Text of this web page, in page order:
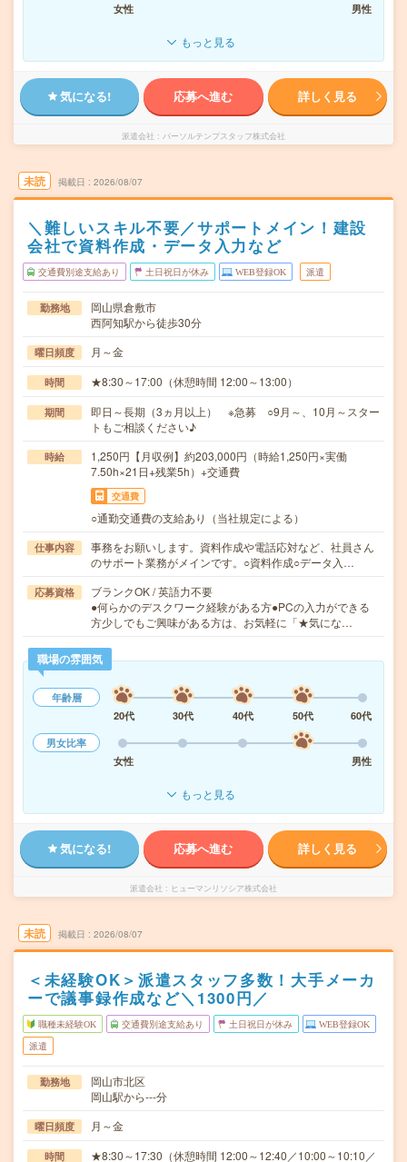
女性
男性
もっと見る
気になる! 応募へ進む 詳しく見る
派遣会社 パーソルテンプスタッフ株式会社
未読 掲載日 2026/08/07
＼難しいスキル不要／サポートメイン！建設
会社で資料作成・データ入力など
交通費別途支給あり 土日祝日が休み WEB登録OK 派遣
勤務地
岡山県倉敷市
西阿知駅から徒歩30分
曜日頻度 月～金
時間 ★8:30～17:00（休憩時間 12:00～13:00）
期間
即日～長期（3ヵ月以上） ※急募 ○9月～、10月～スター
トもご相談ください♪
時給
1,250円【月収例】約203,000円（時給1,250円×実働
7.50h×21日+残業5h）+交通費
交通費
○通勤交通費の支給あり（当社規定による）
仕事内容
事務をお願いします。資料作成や電話応対など、社員さん
のサポート業務がメインです。○資料作成○データ入…
応募資格
ブランクOK / 英語力不要
●何らかのデスクワーク経験がある方●PCの入力ができる
方少しでもご興味がある方は、お気軽に「★気にな…
職場の雰囲気
年齢層
20代
30代 40代 50代
60代
男女比率
女性
男性
もっと見る
気になる! 応募へ進む 詳しく見る
派遣会社 ヒューマンリソシア株式会社
未読 掲載日 2026/08/07
＜未経験OK＞派遣スタッフ多数！大手メーカ
ーで議事録作成など＼1300円／
職種未経験OK 交通費別途支給あり 土日祝日が休み WEB登録OK
派遣
勤務地
岡山市北区
岡山駅から---分
曜日頻度 月～金
時間
★8:30～17:30（休憩時間 12:00～12:40／10:00～10:10／